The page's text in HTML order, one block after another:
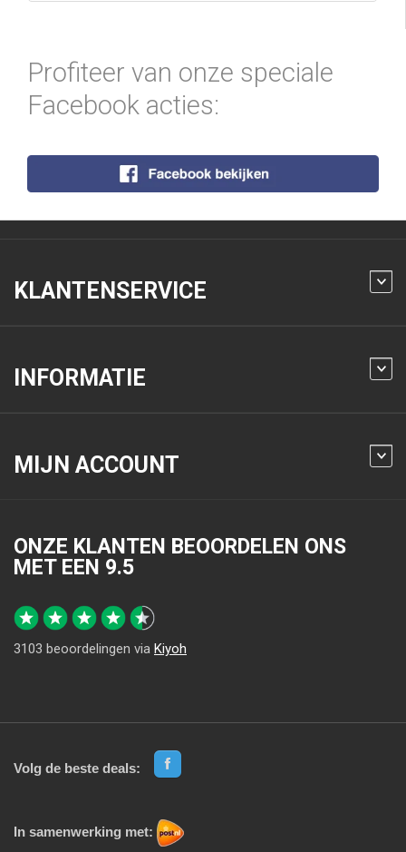
Profiteer van onze speciale
Facebook acties:
KLANTENSERVICE
INFORMATIE
MIJN ACCOUNT
ONZE KLANTEN BEOORDELEN ONS
MET EEN 9.5
3103 beoordelingen via Kiyoh
Volg de beste deals:
In samenwerking met: